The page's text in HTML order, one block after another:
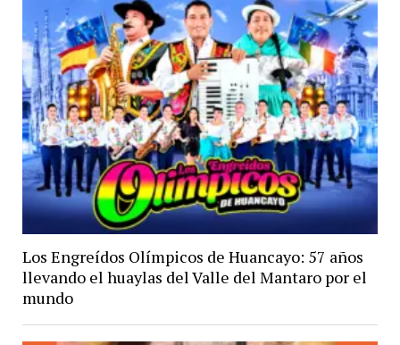
Los Engreídos Olímpicos de Huancayo: 57 años
llevando el huaylas del Valle del Mantaro por el
mundo